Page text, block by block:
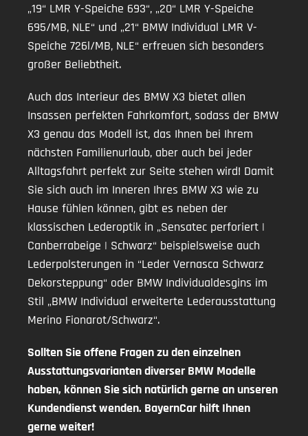
„19“ LMR Y-Speiche 693“, „20“ LMR Y-Speiche
695/MB, NLE“ und „21“ BMW Individual LMR V-
Speiche 726l/MB, NLE“ erfreuen sich besonders
großer Beliebtheit.
Auch das Interieur des BMW X3 bietet allen
Insassen perfekten Fahrkomfort, sodass der BMW
X3 genau das Modell ist, das Ihnen bei Ihrem
nächsten Familienurlaub, aber auch bei jeder
Alltagsfahrt perfekt zur Seite stehen wird! Damit
Sie sich auch im Inneren Ihres BMW X3 wie zu
Hause fühlen können, gibt es neben der
klassischen Lederoptik in „Sensatec perforiert |
Canberrabeige | Schwarz“ beispielsweise auch
Lederpolsterungen in “Leder Vernasca Schwarz
Dekorsteppung“ oder BMW Individualdesgins im
Stil „BMW Individual erweiterte Lederausstattung
Merino Fionarot/Schwarz“.
Sollten Sie offene Fragen zu den einzelnen
Ausstattungsvarianten diverser BMW Modelle
haben, können Sie sich natürlich gerne an unseren
Kundendienst wenden. BayernCar hilft Ihnen
gerne weiter!